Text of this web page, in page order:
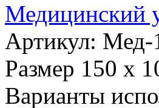
Медицинский
Артикул: Мед-
Размер 150 х
Варианты